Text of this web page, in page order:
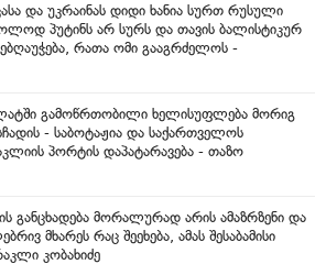
და უკრაინას დიდი ხანია სურთ რუსული
პუტინს არ სურს და თავის ბალისტიკურ
რათა ომი გააგრძელოს -
გამოწრთობილი ხელისუფლება მორიგ
- საბოტაჟია და საქართველოს
პორტის დაპატარავება - თაზო
განცხადება მორალურად არის ამაზრზენი და
მხარეს რაც შეეხება, ამას შესაბამისი
კობახიძე